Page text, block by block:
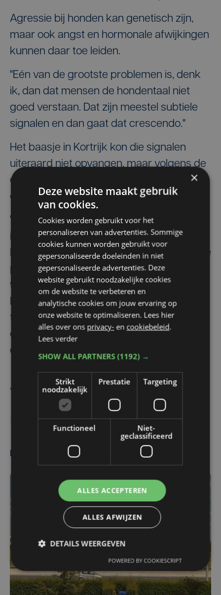
Agressie bij honden kan genetisch zijn,
maar ook angst en hormonale afwijkingen
kunnen daar toe leiden.
"Eén van de grootste problemen is, denk
ik, dan dat mensen de hondentaal niet
goed verstaan. Dat zijn meestel subtiele
signalen en dan gaat dat crescendo."
Het baasje in Kortrijk kon die signalen
uiteraard niet opvangen, maar volgens de
dierenarts is het duidelijk dat de hond niet
om kon met die onverwachte aanvallen.
"Als er al twee bijtincidenten geweest zijn
is het eigenlijk heel eenvoudig. Die hond
had daar niet meer mogen zijn. Eén van de
problemen is wel dat er veel vermenselijkt
wordt. Mensen denken dan altijd: de hond
heeft spijt of dit of dat. En soms duurt het
tot heel het gezin gebeten wordt voor er
een beslissing genomen wordt en dat is
eigenlijk jammer", besluit dierenarts Lies.
Kate BaertAndy Debo
Honden Marke
Meest gelezen
×
Deze website maakt gebruik
van cookies.
Cookies worden gebruikt voor het
personaliseren van advertenties. Sommige
cookies kunnen worden gebruikt voor
gepersonaliseerde doeleinden in niet
gepersonaliseerde advertenties. Deze
website gebruikt noodzakelijke cookies
om de website te verbeteren en
analytische cookies om jouw ervaring op
onze website te optimaliseren. Lees hier
alles over ons privacy- en cookiebeleid.
Lees verder
SHOW ALL PARTNERS(1192) →
Strikt
noodzakelijk
Prestatie Targeting
Functioneel
Niet-
geclassificeerd
ALLES ACCEPTEREN
ALLES AFWIJZEN
DETAILS WEERGEVEN
POWERED BY COOKIESCRIPT